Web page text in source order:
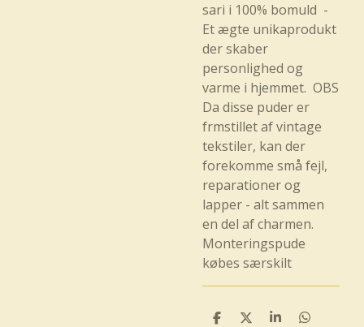
sari i 100% bomuld -
Et ægte unikaprodukt
der skaber
personlighed og
varme i hjemmet. OBS
Da disse puder er
frmstillet af vintage
tekstiler, kan der
forekomme små fejl,
reparationer og
lapper - alt sammen
en del af charmen.
Monteringspude
købes særskilt
D D D D